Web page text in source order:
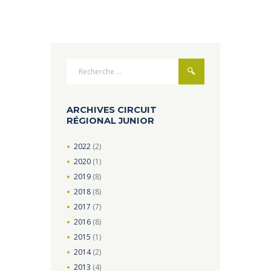
ARCHIVES CIRCUIT
RÉGIONAL JUNIOR
2022 (2)
2020 (1)
2019 (8)
2018 (8)
2017 (7)
2016 (8)
2015 (1)
2014(2)
2013 (4)